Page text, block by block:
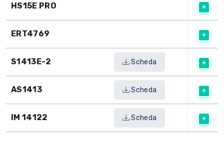
HS15E PRO
ERT4769
S1413E-2 Scheda
AS1413 Scheda
IM 14122 Scheda